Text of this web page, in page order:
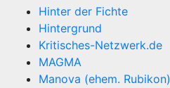
Hinter der Fichte
Hintergrund
Kritisches-Netzwerk.de
MAGMA
Manova (ehem. Rubikon)